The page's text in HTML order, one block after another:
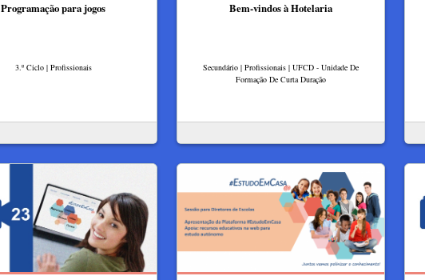
Programação para jogos
3.º Ciclo | Profissionais
Bem-vindos à Hotelaria
Secundário | Profissionais | UFCD - Unidade De
Formação De Curta Duração